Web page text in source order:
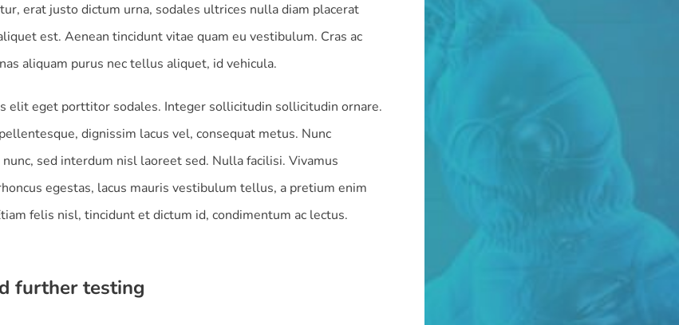
erat justo dictum urna, sodales ultrices nulla diam placerat
est. Aenean tincidunt vitae quam eu vestibulum. Cras ac
aliquam purus nec tellus aliquet, id vehicula.
elit eget porttitor sodales. Integer sollicitudin sollicitudin ornare.
dignissim lacus vel, consequat metus. Nunc
sed interdum nisl laoreet sed. Nulla facilisi. Vivamus
egestas, lacus mauris vestibulum tellus, a pretium enim
felis nisl, tincidunt et dictum id, condimentum ac lectus.
further testing